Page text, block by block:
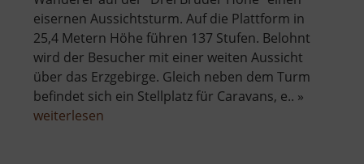
eisernen Aussichtsturm. Auf die Plattform in
25,4 Metern Höhe führen 137 Stufen. Belohnt
wird der Besucher mit einer weiten Aussicht
über das Erzgebirge. Gleich neben dem Turm
befindet sich ein Stellplatz für Caravans, e.. »
weiterlesen